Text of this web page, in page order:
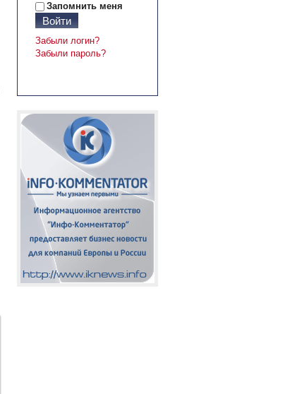
Запомнить меня
Войти
Забыли логин?
Забыли пароль?